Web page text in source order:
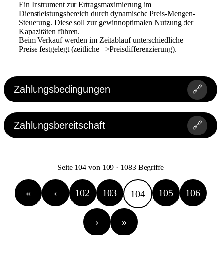
Ein Instrument zur Ertragsmaximierung im
Dienstleistungsbereich durch dynamische Preis-Mengen-
Steuerung. Diese soll zur gewinnoptimalen Nutzung der
Kapazitäten führen.
Beim Verkauf werden im Zeitablauf unterschiedliche
Preise festgelegt (zeitliche –>Preisdifferenzierung).
Zahlungsbedingungen 🔗
Form der Zahlung (Barzahlung, Scheck, Wechsel,
Zeitpunkt der Zahlung (Vorauszahlung, Zahlung bei
Umfang der Zahlung (Gesamtzahlung, Teilzahlung,
Anzahlung, Zahl und Betrag der Raten).
Ausnutzungsgrad der Zahlungsbedingungen.
Zahlungsbereitschaft 🔗
Seite 104 von 109 · 1083 Begriffe
« ‹ 102 103 104 105 106
› »